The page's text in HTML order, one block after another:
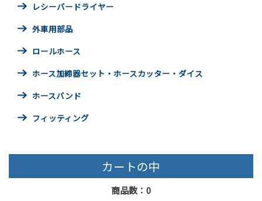
レシーバードライヤー
外車用部品
ロールホース
ホース加締器セット・ホースカッター・ダイス
ホースバンド
フィッティング
カートの中
商品数：0